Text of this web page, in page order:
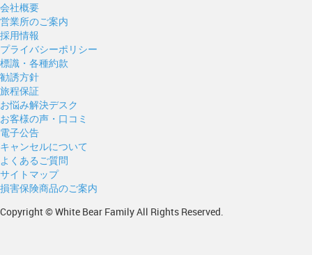
会社概要
営業所のご案内
採用情報
プライバシーポリシー
標識・各種約款
勧誘方針
旅程保証
お悩み解決デスク
お客様の声・口コミ
電子公告
キャンセルについて
よくあるご質問
サイトマップ
損害保険商品のご案内
Copyright © White Bear Family All Rights Reserved.